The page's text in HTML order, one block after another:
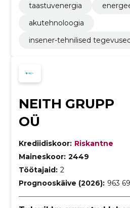
taastuvenergia
akutehnoloogia
insener-tehnilised
NEITH GRUPP
OÜ
Krediidiskoor: Riskantne
Maineskoor: 2449
Töötajaid: 2
Prognooskäive (2026): 963